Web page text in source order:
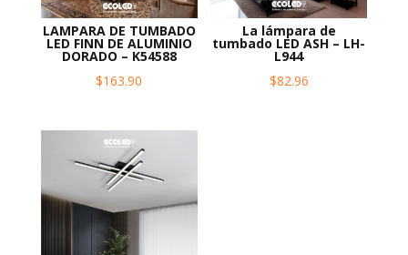
LAMPARA DE TUMBADO
LED FINN DE ALUMINIO
DORADO – K54588
$163.90
La lámpara de
tumbado LED ASH – LH-
L944
$82.96